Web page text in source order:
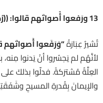
13ورَفعوا أًصواتَهم قالوا:
تُشيرُ عِبَارَةُ“وَرَفَعوا أَصواتَهم
لأنَّهُم لم يَجسُروا أنْ يَدنوا
العِلَّةُ مُشترَكةً. فدلّوا بذلكَ
والإيمانَ بِقُدرةِ المسيحِ